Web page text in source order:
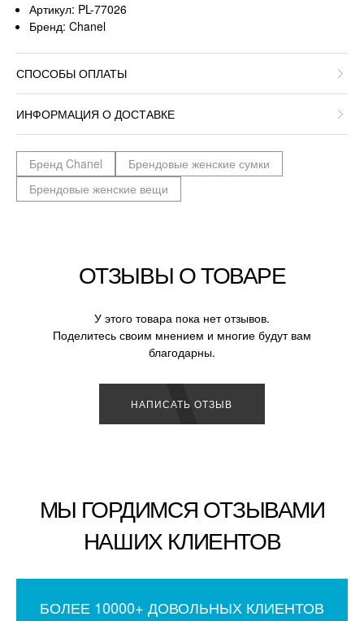
Артикул: PL-77026
Бренд: Chanel
СПОСОБЫ ОПЛАТЫ
ИНФОРМАЦИЯ О ДОСТАВКЕ
Бренд Chanel
Брендовые женские сумки
Брендовые женские вещи
ОТЗЫВЫ О ТОВАРЕ
У этого товара пока нет отзывов.
Поделитесь своим мнением и многие будут вам
благодарны.
НАПИСАТЬ ОТЗЫВ
МЫ ГОРДИМСЯ ОТЗЫВАМИ
НАШИХ КЛИЕНТОВ
БОЛЕЕ 10000+ ДОВОЛЬНЫХ КЛИЕНТОВ